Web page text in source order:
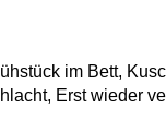
im Bett,
Erst wieder